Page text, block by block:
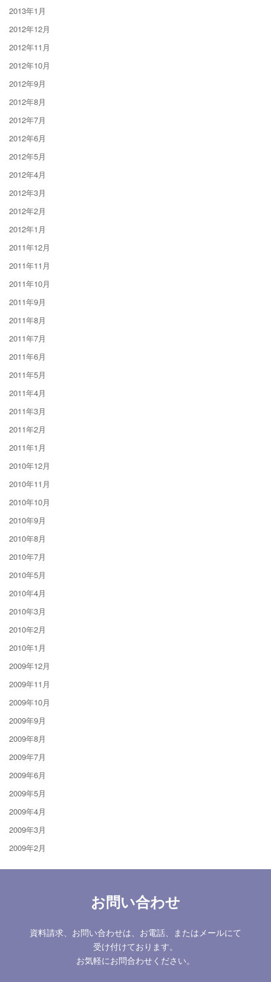
2013年1月
2012年12月
2012年11月
2012年10月
2012年9月
2012年8月
2012年7月
2012年6月
2012年5月
2012年4月
2012年3月
2012年2月
2012年1月
2011年12月
2011年11月
2011年10月
2011年9月
2011年8月
2011年7月
2011年6月
2011年5月
2011年4月
2011年3月
2011年2月
2011年1月
2010年12月
2010年11月
2010年10月
2010年9月
2010年8月
2010年7月
2010年5月
2010年4月
2010年3月
2010年2月
2010年1月
2009年12月
2009年11月
2009年10月
2009年9月
2009年8月
2009年7月
2009年6月
2009年5月
2009年4月
2009年3月
2009年2月
お問い合わせ
資料請求、お問い合わせは、お電話、またはメールにて
受け付けております。
お気軽にお問合わせください。